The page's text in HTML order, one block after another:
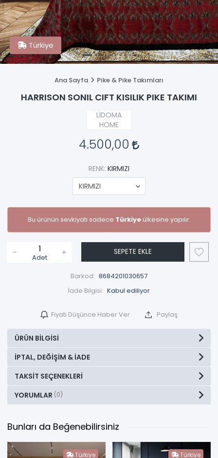
Türkiye
Ana Sayfa Pike & Pike Takımları
HARRISON SONIL CIFT KISILIK PIKE TAKIMI
LİDOMA
HOME
4.500,00
RENK: KIRMIZI
Bu ürünün sevkiyatı sadece Türkiyeülkesine yapılır.
-
Adet
+ SEPETE EKLE
Barkod: 8684201030657
İade Bilgisi:
Fiyatı Düşünce Haber Ver Paylaş
ÜRÜN BILGISI
İPTAL, DEĞIŞIM & İADE
TAKSIT SEÇENEKLERI
YORUMLAR (0)
Bunları da Beğenebilirsiniz
Türkiye Türkiye